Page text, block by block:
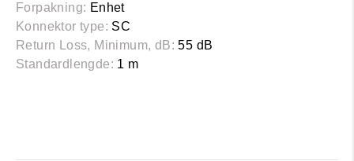
Forpakning: Enhet
Konnektor type: SC
Return Loss, Minimum, dB: 55 dB
Standardlengde: 1 m